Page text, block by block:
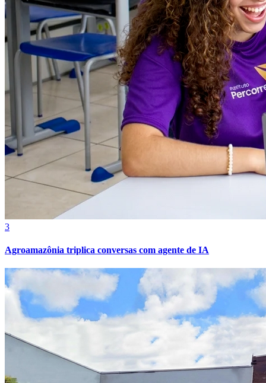
Botafogo
3
Agroamazônia triplica conversas com agente de IA